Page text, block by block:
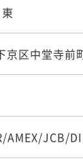
京区中堂寺前
AMEX/JCB/